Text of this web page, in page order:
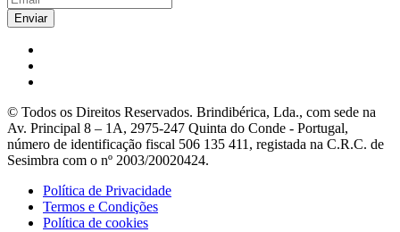
© Todos os Direitos Reservados. Brindibérica, Lda., com sede na
Av. Principal 8 – 1A, 2975-247 Quinta do Conde - Portugal,
número de identificação fiscal 506 135 411, registada na C.R.C. de
Sesimbra com o nº 2003/20020424.
Política de Privacidade
Termos e Condições
Política de cookies